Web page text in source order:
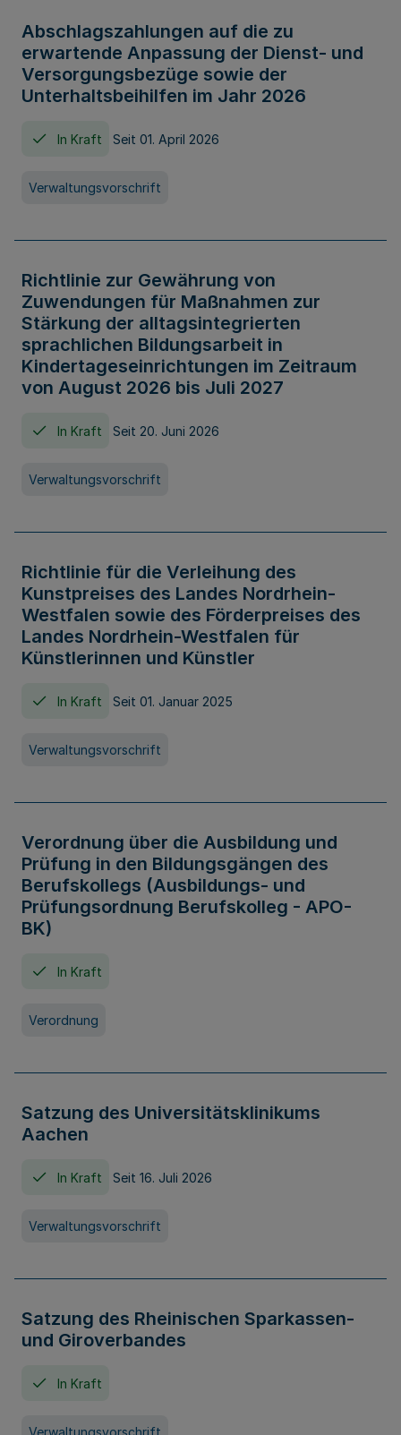
Abschlagszahlungen auf die zu
erwartende Anpassung der Dienst- und
Versorgungsbezüge sowie der
Unterhaltsbeihilfen im Jahr 2026
In Kraft Seit 01. April 2026
Verwaltungsvorschrift
Richtlinie zur Gewährung von
Zuwendungen für Maßnahmen zur
Stärkung der alltagsintegrierten
sprachlichen Bildungsarbeit in
Kindertageseinrichtungen im Zeitraum
von August 2026 bis Juli 2027
In Kraft Seit 20. Juni 2026
Verwaltungsvorschrift
Richtlinie für die Verleihung des
Kunstpreises des Landes Nordrhein-
Westfalen sowie des Förderpreises des
Landes Nordrhein-Westfalen für
Künstlerinnen und Künstler
In Kraft Seit 01. Januar 2025
Verwaltungsvorschrift
Verordnung über die Ausbildung und
Prüfung in den Bildungsgängen des
Berufskollegs (Ausbildungs- und
Prüfungsordnung Berufskolleg - APO-
BK)
In Kraft
Verordnung
Satzung des Universitätsklinikums
Aachen
In Kraft Seit 16. Juli 2026
Verwaltungsvorschrift
Satzung des Rheinischen Sparkassen-
und Giroverbandes
In Kraft
Verwaltungsvorschrift